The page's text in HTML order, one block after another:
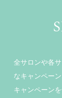
全サロンや各
なキャンペー
キャンペーン